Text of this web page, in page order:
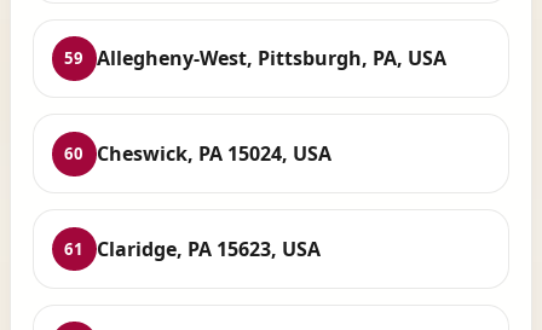
59 Allegheny-West, Pittsburgh, PA, USA
60 Cheswick, PA 15024, USA
61 Claridge, PA 15623, USA